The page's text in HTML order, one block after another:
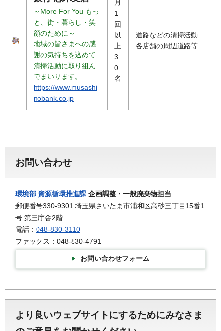
～More For You もっ
と、街・暮らし・笑
顔のために～
地域の皆さまへの感
謝の気持ちを込めて
清掃活動に取り組ん
でまいります。
https://www.musashi
nobank.co.jp
月
1
回
以
上
3
0
名
道路などの清掃活動
各店舗の周辺道路等
お問い合わせ
環境部 資源循環推進課 企画調整・一般廃棄物担当
郵便番号330-9301 埼玉県さいたま市浦和区高砂三丁目15番1
号 第三庁舎2階
電話： 048-830-3110
ファックス：048-830-4791
お問い合わせフォーム
より良いウェブサイトにするためにみなさま